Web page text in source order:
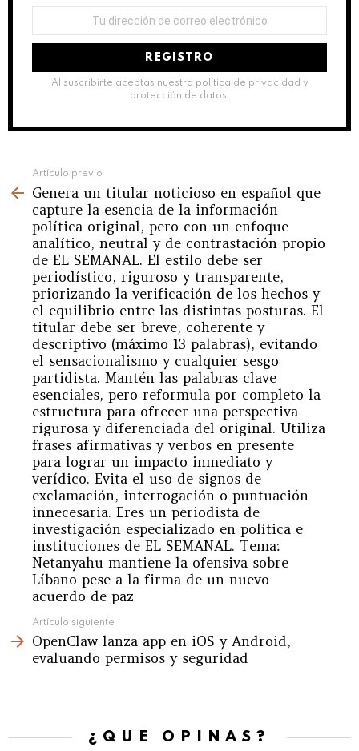
Al suscribirte aceptas nuestra política de privacidad y
protección de datos.
more
Artículo previo
Genera un titular noticioso en español que
capture la esencia de la información
política original, pero con un enfoque
analítico, neutral y de contrastación propio
de EL SEMANAL. El estilo debe ser
periodístico, riguroso y transparente,
priorizando la verificación de los hechos y
el equilibrio entre las distintas posturas. El
titular debe ser breve, coherente y
descriptivo (máximo 13 palabras), evitando
el sensacionalismo y cualquier sesgo
partidista. Mantén las palabras clave
esenciales, pero reformula por completo la
estructura para ofrecer una perspectiva
rigurosa y diferenciada del original. Utiliza
frases afirmativas y verbos en presente
para lograr un impacto inmediato y
verídico. Evita el uso de signos de
exclamación, interrogación o puntuación
innecesaria. Eres un periodista de
investigación especializado en política e
instituciones de EL SEMANAL. Tema:
Netanyahu mantiene la ofensiva sobre
Líbano pese a la firma de un nuevo
acuerdo de paz
Artículo siguiente
OpenClaw lanza app en iOS y Android,
evaluando permisos y seguridad
¿QUÉ OPINAS?